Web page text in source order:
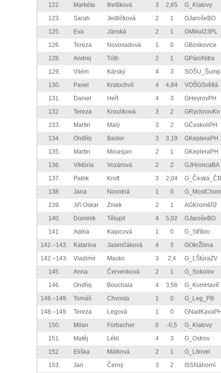
122.
Markéta Illetšková 3 2,65
G_Klatovy
123.
Sarah Jedličková 2 1
GJarošeBO
125.
Eva Jánská 2 1
GMikul23PL
126.
Tereza Novosadová 1 0
GBoskovice
128.
Andrej Tóth 2 1
GPároNitra
129.
Vilém Kárský 4 3
SOŠU_Šump
130.
Pavel Kratochvíl 4 4,84
VOŠGSvětlá
131.
Daniel Heřt 4 3
GHeyrovPH
132.
Tereza Kroulíková 3 2
GRychnovKn
133.
Martin Malý 3 2
GČeskoliPH
134.
Ondřej Basler 3 3,19
GKepleraPH
135.
Martin Minasjan 2 1
GKepleraPH
136.
Viktória Vozárová 2 2
GJHroncaBA
137.
Patrik Kroft 3 2,04
G_Česká_ČB
138.
Jana Novotná 1 0
G_MostChom
139.
Jiří Oskar Zmek 2 1
AGKroměříž
140.
Dominik Tělupil 4 5,02
GJarošeBO
141.
Adéla Kapicová 1 0
G_Stříbro
142.–143.
Katarína Jasenčáková 4 3
GOkrŽilina
142.–143.
Vladimír Macko 3 2,4
G_ĽŠtúraZV
145.
Anna Červenková 2 1
G_Sokolov
146.
Ondřej Bouchala 4 3,56
G_KomHavíř
148.–149.
Tomáš Chvosta 1 0
G_Leg_PB
148.–149.
Tereza Legová 1 0
150.
Milan Fürbacher 0 -0,5
G_Klatovy
151.
Matěj Lébl 4 3
G_Ostrov
152.
Eliška Málková 2 1
G_Litovel
153.
Jan Černý 3 2
ISSNáhorní